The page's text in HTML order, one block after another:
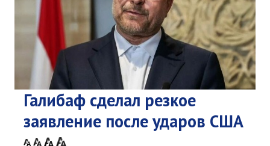
Галибаф сделал резкое
заявление после ударов США